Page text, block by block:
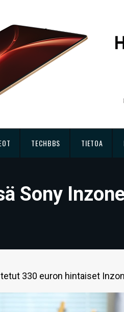
TECHBBS TIETOA
Sony
330 euron hintaiset